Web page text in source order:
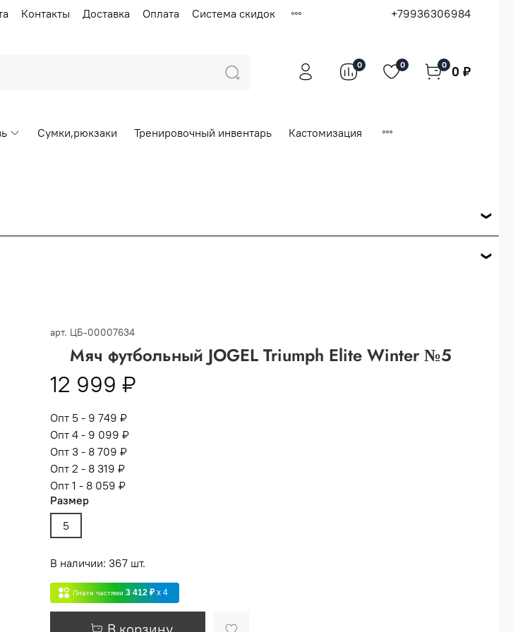
Контакты Доставка Оплата Система скидок +79936306984
0 0 0 0 ₽
Сумки,рюкзаки Тренировочный инвентарь
Кастомизация
за 6 месяцев - 30.000 рублей.
заказов за 6 месяцев 80.000 рублей
заказов за 6 месяцев 200.000 рублей.
за 6 месяцев - 400.000 рублей.
арт. ЦБ-00007634
Мяч футбольный JOGEL Triumph Elite Winter №5
12 999 ₽
Опт 5 - 9 749 ₽
Опт 4 - 9 099 ₽
Опт 3 - 8 709 ₽
Опт 2 - 8 319 ₽
Опт 1 - 8 059 ₽
Размер
5
В наличии: 367 шт.
Плати частями 3 412 ₽ x 4